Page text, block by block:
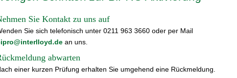
Sie Kontakt zu uns auf
Sie sich telefonisch unter 0211 963 3660 oder per Mail
@interlloyd.de an uns.
abwarten
einer kurzen Prüfung erhalten Sie umgehend eine Rückmeldung.